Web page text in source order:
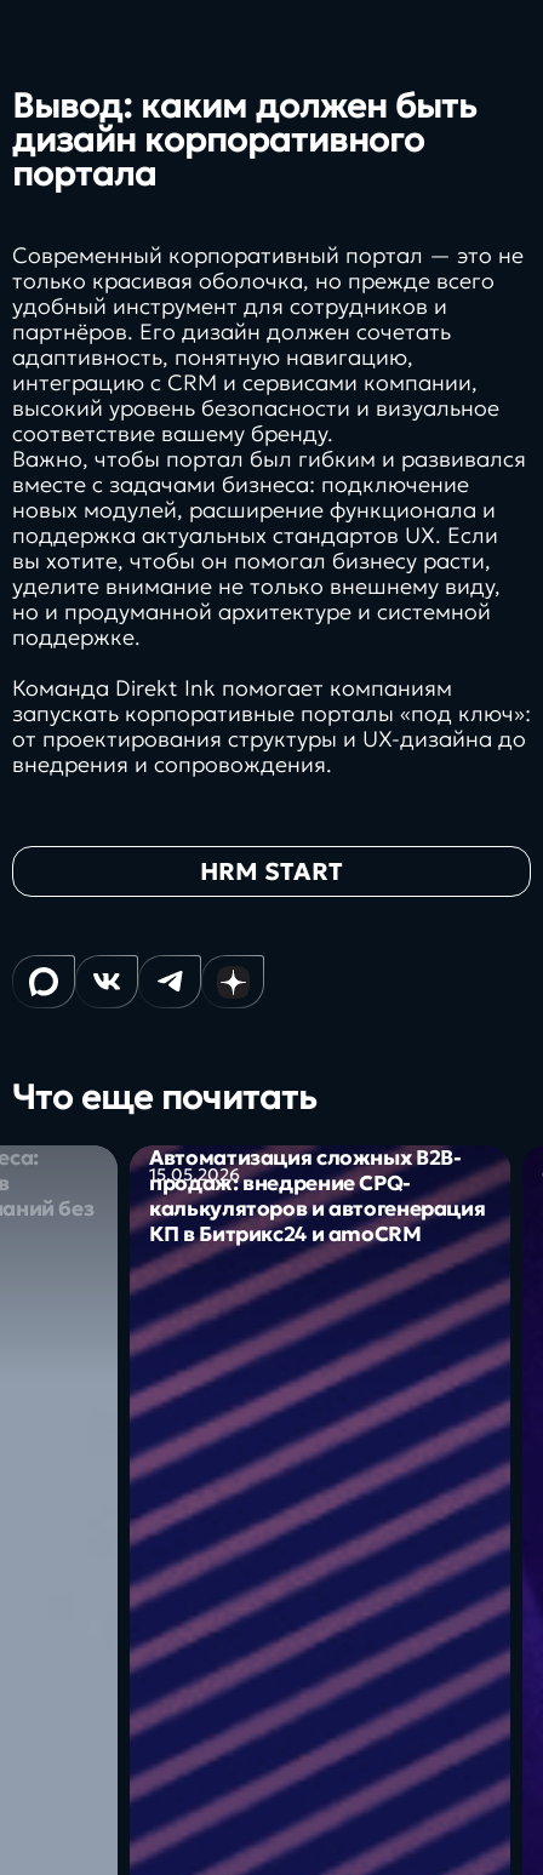
Вывод: каким должен быть
дизайн корпоративного
портала
Современный корпоративный портал — это не
только красивая оболочка, но прежде всего
удобный инструмент для сотрудников и
партнёров. Его дизайн должен сочетать
адаптивность, понятную навигацию,
интеграцию с CRM и сервисами компании,
высокий уровень безопасности и визуальное
соответствие вашему бренду.
Важно, чтобы портал был гибким и развивался
вместе с задачами бизнеса: подключение
новых модулей, расширение функционала и
поддержка актуальных стандартов UX. Если
вы хотите, чтобы он помогал бизнесу расти,
уделите внимание не только внешнему виду,
но и продуманной архитектуре и системной
поддержке.
Команда Direkt Ink помогает компаниям
запускать корпоративные порталы «под ключ»:
от проектирования структуры и UX-дизайна до
внедрения и сопровождения.
HRM START
Что еще почитать
без
15.05.2026
Автоматизация сложных B2B-
продаж: внедрение CPQ-
калькуляторов и автогенерация
КП в Битрикс24 и amoCRM